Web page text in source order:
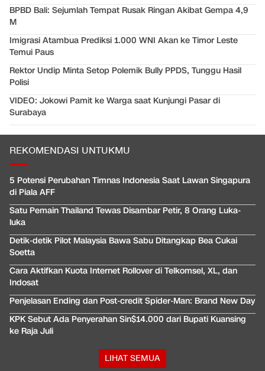
BPBD Bali: Sejumlah Tempat Rusak Ringan Akibat Gempa 4,9
M
Imigrasi Atambua Prediksi 1.000 WNI Akan ke Timor Leste
Temui Paus
Rektor Undip Minta Setop Polemik Bully PPDS, Tunggu Hasil
Polisi
VIDEO: Jokowi Pamit ke Warga saat Kunjungi Pasar di
Surabaya
REKOMENDASI UNTUKMU
5 Potensi Perubahan Timnas Indonesia Saat Lawan Singapura
di Piala AFF
Satu Pemain Thailand Tewas Disambar Petir, 8 Orang Luka-
luka
Detik-detik Pilot Malaysia Bawa Sabu Ditangkap Bea Cukai
Soetta
Cara Aktifkan Kuota Internet Rollover di Telkomsel, XL, dan
Indosat
Penjelasan Ending dan Post-credit Spider-Man: Brand New Day
KPK Sebut Ada Penyerahan Sin$14.000 dari Bupati Kuansing
ke Raja Juli
LIHAT SEMUA